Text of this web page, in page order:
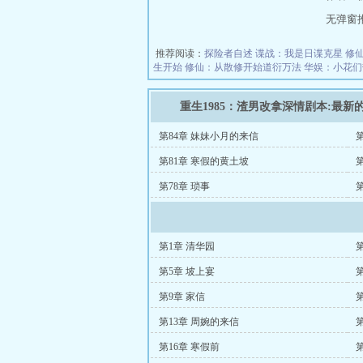
无弹窗
推荐阅读： 探险者自述 谍战：我是日谍克星 修
生开始 修仙：从散修开始道衍万法 华娱：小花
重生1985：渣男改拿深情剧本:最新
第84章 妹妹小月的来信
第81章 寒假的黄土坡
第78章 琐事
第1章 清华园
第5章 坡上宴
第9章 家信
第13章 周婉的来信
第16章 寒假前